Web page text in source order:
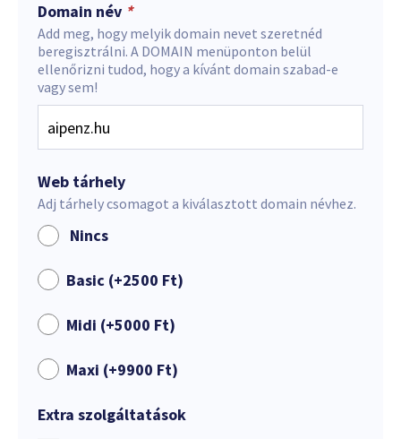
Domain név *
Add meg, hogy melyik domain nevet szeretnéd
beregisztrálni. A DOMAIN menüponton belül
ellenőrizni tudod, hogy a kívánt domain szabad-e
vagy sem!
Web tárhely
Adj tárhely csomagot a kiválasztott domain névhez.
Nincs
Basic (+2500 Ft)
Midi (+5000 Ft)
Maxi (+9900 Ft)
Extra szolgáltatások